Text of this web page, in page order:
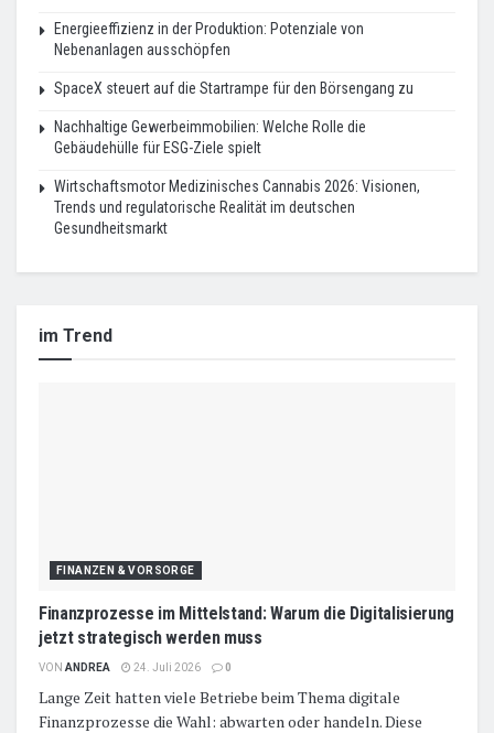
Energieeffizienz in der Produktion: Potenziale von
Nebenanlagen ausschöpfen
SpaceX steuert auf die Startrampe für den Börsengang zu
Nachhaltige Gewerbeimmobilien: Welche Rolle die
Gebäudehülle für ESG-Ziele spielt
Wirtschaftsmotor Medizinisches Cannabis 2026: Visionen,
Trends und regulatorische Realität im deutschen
Gesundheitsmarkt
im Trend
FINANZEN & VORSORGE
Finanzprozesse im Mittelstand: Warum die Digitalisierung
jetzt strategisch werden muss
VON ANDREA 24. Juli 2026 0
Lange Zeit hatten viele Betriebe beim Thema digitale
Finanzprozesse die Wahl: abwarten oder handeln. Diese